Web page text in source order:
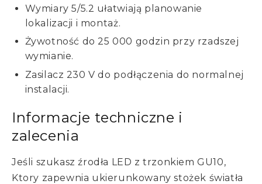
Wymiary 5/5.2 ułatwiają planowanie
lokalizacji i montaż.
Żywotność do 25 000 godzin przy rzadszej
wymianie.
Zasilacz 230 V do podłączenia do normalnej
instalacji.
Informacje techniczne i
zalecenia
Jeśli szukasz źrodła LED z trzonkiem GU10,
Ktory zapewnia ukierunkowany stożek światła